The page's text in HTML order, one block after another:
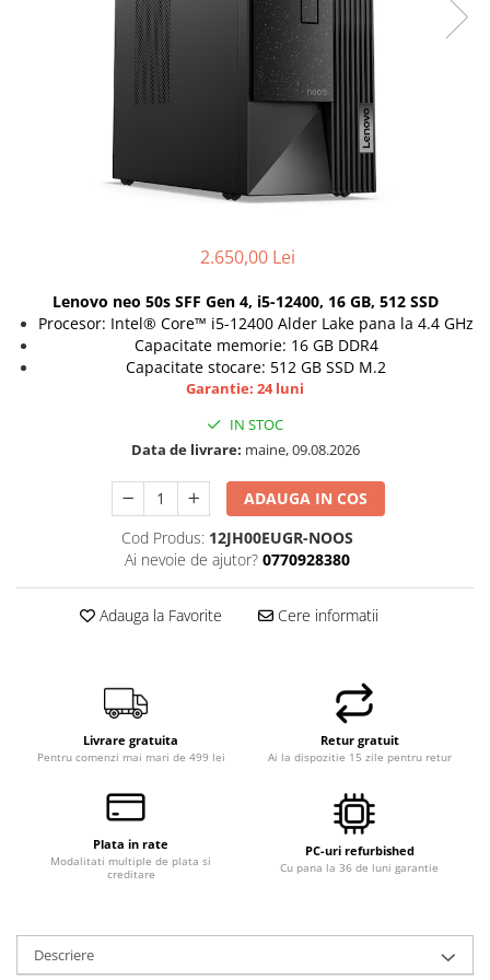
Incarcatoare laptop
Incarcatoare laptop refurbished
Standuri și Coolere Laptop
Alte accesorii
Ventilatoare carcasa
Placi de baza REFURBISHED
Calculatoare All-in-One NOI
All-in-One REFURBISHED
Calculatoare All-in-One RENEW
2.650,00 Lei
Lenovo neo 50s SFF Gen 4, i5-12400, 16 GB, 512 SSD
Procesor: Intel® Core™ i5-12400 Alder Lake pana la 4.4 GHz
Capacitate memorie: 16 GB DDR4
Capacitate stocare: 512 GB SSD M.2
Garantie: 24 luni
IN STOC
Data de livrare: maine, 09.08.2026
ADAUGA IN COS
Cod Produs: 12JH00EUGR-NOOS
Ai nevoie de ajutor? 0770928380
Adauga la Favorite Cere informatii
Livrare gratuita
Pentru comenzi mai mari de 499 lei
Retur gratuit
Ai la dispozitie 15 zile pentru retur
Plata in rate
Modalitati multiple de plata si
creditare
PC-uri refurbished
Cu pana la 36 de luni garantie
Descriere